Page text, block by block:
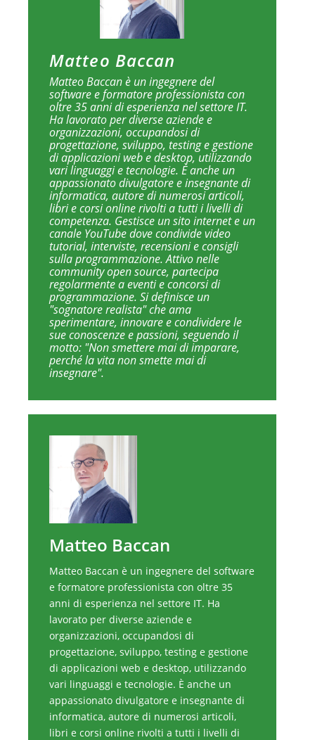
Matteo Baccan
Matteo Baccan è un ingegnere del
software e formatore professionista con
oltre 35 anni di esperienza nel settore IT.
Ha lavorato per diverse aziende e
organizzazioni, occupandosi di
progettazione, sviluppo, testing e gestione
di applicazioni web e desktop, utilizzando
vari linguaggi e tecnologie. È anche un
appassionato divulgatore e insegnante di
informatica, autore di numerosi articoli,
libri e corsi online rivolti a tutti i livelli di
competenza. Gestisce un sito internet e un
canale YouTube dove condivide video
tutorial, interviste, recensioni e consigli
sulla programmazione. Attivo nelle
community open source, partecipa
regolarmente a eventi e concorsi di
programmazione. Si definisce un
"sognatore realista" che ama
sperimentare, innovare e condividere le
sue conoscenze e passioni, seguendo il
motto: "Non smettere mai di imparare,
perché la vita non smette mai di
insegnare".
Matteo Baccan
Matteo Baccan è un ingegnere del software
e formatore professionista con oltre 35
anni di esperienza nel settore IT. Ha
lavorato per diverse aziende e
organizzazioni, occupandosi di
progettazione, sviluppo, testing e gestione
di applicazioni web e desktop, utilizzando
vari linguaggi e tecnologie. È anche un
appassionato divulgatore e insegnante di
informatica, autore di numerosi articoli,
libri e corsi online rivolti a tutti i livelli di